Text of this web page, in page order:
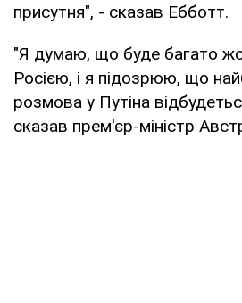
присутня", - сказав Ебботт.
"Я думаю, що буде багато
Росією, і я підозрюю, що
розмова у Путіна
сказав прем'єр-міністр